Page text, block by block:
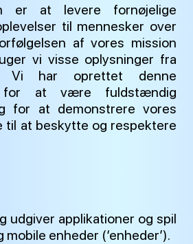
er at levere fornøjelige
til mennesker over
af vores mission
vi visse oplysninger fra
Vi har oprettet denne
for at være fuldstændig
for at demonstrere vores
til at beskytte og respektere
udgiver applikationer og spil
mobile enheder (‘enheder’).